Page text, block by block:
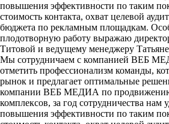
повышения эффективности по таким
стоимость контакта, охват целевой
бюджета по рекламным площадкам.
плодотворную работу выражаю
Титовой и ведущему менеджеру
Мы сотрудничаем с компанией ВЕБ
отметить профессионализм команды,
рынок и предлагает оптимальные
компании ВЕБ МЕДИА по
комплексов, за год сотрудничества нам
повышения эффективности по таким